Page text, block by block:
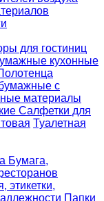
для гостиниц
кухонные
с
материалы
Салфетки для
Туалетная
Бумага,
этикетки,
Папки